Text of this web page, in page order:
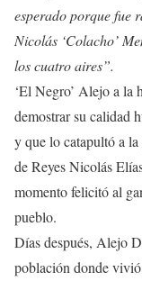
esperado porque fue
Nicolás ‘Colacho’
los cuatro aires”.
‘El Negro’ Alejo a la
demostrar su calidad
y que lo catapultó a
de Reyes Nicolás
momento felicitó al
pueblo.
Días después, Alejo
población donde